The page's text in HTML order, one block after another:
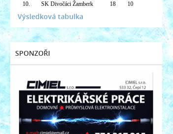
10.
SK Divočáci Žamberk 18 10
Výsledková tabulka
SPONZOŘI